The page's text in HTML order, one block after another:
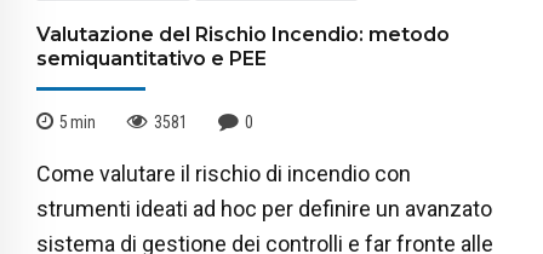
Valutazione del Rischio Incendio: metodo
semiquantitativo e PEE
5min 3581 0
Come valutare il rischio di incendio con
strumenti ideati ad hoc per definire un avanzato
sistema di gestione dei controlli e far fronte alle